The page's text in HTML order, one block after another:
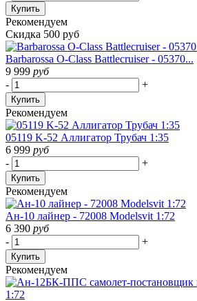
Купить
Рекомендуем
Скидка 500 руб
Barbarossa O-Class Battlecruiser - 05370...
9 999 руб
-
+
Купить
Рекомендуем
05119 K-52 Аллигатор Трубач 1:35
6 999 руб
-
+
Купить
Рекомендуем
Ан-10 лайнер - 72008 Modelsvit 1:72
6 390 руб
-
+
Купить
Рекомендуем